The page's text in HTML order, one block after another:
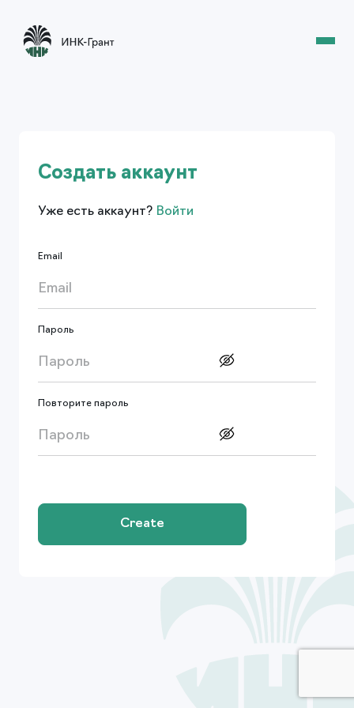
Создать аккаунт
Уже есть аккаунт? Войти
Email
Пароль
Повторите пароль
Create